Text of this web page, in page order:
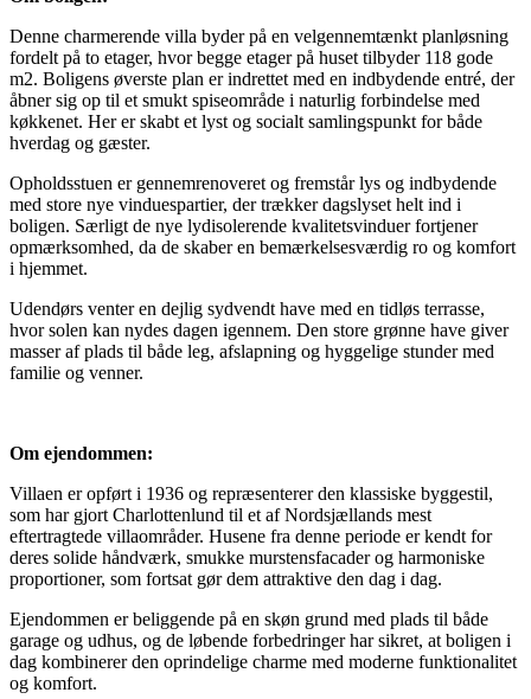
Denne charmerende villa byder på en velgennemtænkt planløsning
fordelt på to etager, hvor begge etager på huset tilbyder 118 gode
m2. Boligens øverste plan er indrettet med en indbydende entré, der
åbner sig op til et smukt spiseområde i naturlig forbindelse med
køkkenet. Her er skabt et lyst og socialt samlingspunkt for både
hverdag og gæster.
Opholdsstuen er gennemrenoveret og fremstår lys og indbydende
med store nye vinduespartier, der trækker dagslyset helt ind i
boligen. Særligt de nye lydisolerende kvalitetsvinduer fortjener
opmærksomhed, da de skaber en bemærkelsesværdig ro og komfort
i hjemmet.
Udendørs venter en dejlig sydvendt have med en tidløs terrasse,
hvor solen kan nydes dagen igennem. Den store grønne have giver
masser af plads til både leg, afslapning og hyggelige stunder med
familie og venner.
Om ejendommen:
Villaen er opført i 1936 og repræsenterer den klassiske byggestil,
som har gjort Charlottenlund til et af Nordsjællands mest
eftertragtede villaområder. Husene fra denne periode er kendt for
deres solide håndværk, smukke murstensfacader og harmoniske
proportioner, som fortsat gør dem attraktive den dag i dag.
Ejendommen er beliggende på en skøn grund med plads til både
garage og udhus, og de løbende forbedringer har sikret, at boligen i
dag kombinerer den oprindelige charme med moderne funktionalitet
og komfort.